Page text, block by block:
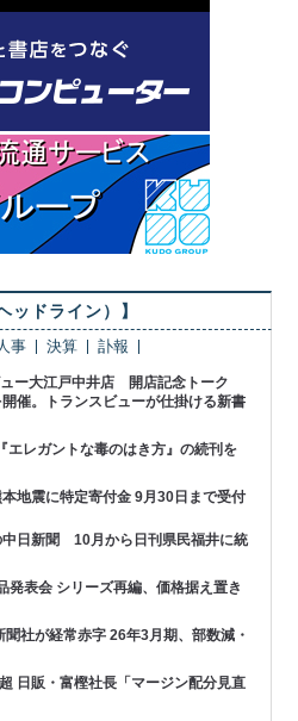
ッドライン）】
事 決算 訃報
ー大江戸中井店 開店記念トーク
開催。トランスビューが仕掛ける新書
レガントな毒のはき方』の続刊を
本地震に特定寄付金 9月30日まで受付
日新聞 10月から日刊県民福井に統
発表会 シリーズ再編、価格据え置き
聞社が経常赤字 26年3月期、部数減・
日販・富樫社長「マージン配分見直